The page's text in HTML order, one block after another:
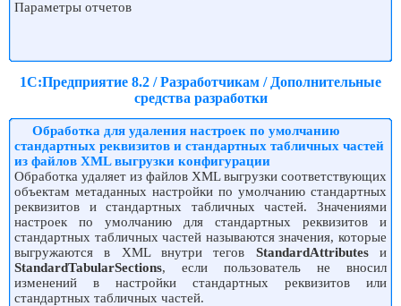
Параметры отчетов
1С:Предприятие 8.2 / Разработчикам / Дополнительные
средства разработки
Обработка для удаления настроек по умолчанию
стандартных реквизитов и стандартных табличных частей
из файлов XML выгрузки конфигурации
Обработка удаляет из файлов XML выгрузки соответствующих
объектам метаданных настройки по умолчанию стандартных
реквизитов и стандартных табличных частей. Значениями
настроек по умолчанию для стандартных реквизитов и
стандартных табличных частей называются значения, которые
выгружаются в XML внутри тегов StandardAttributesи
StandardTabularSections, если пользователь не вносил
изменений в настройки стандартных реквизитов или
стандартных табличных частей.